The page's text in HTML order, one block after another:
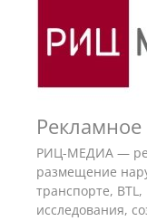
Рекламное
РИЦ-МЕДИА —
размещение
транспорте,
исследования,